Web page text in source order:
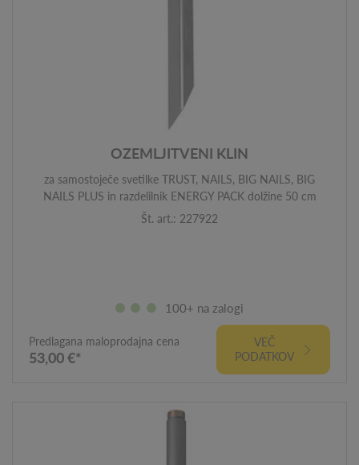
OZEMLJITVENI KLIN
za samostoječe svetilke TRUST, NAILS, BIG NAILS, BIG
NAILS PLUS in razdelilnik ENERGY PACK dolžine 50 cm
Št. art.: 227922
100+ na zalogi
Predlagana maloprodajna cena
53,00 €*
VEČ
PODATKOV